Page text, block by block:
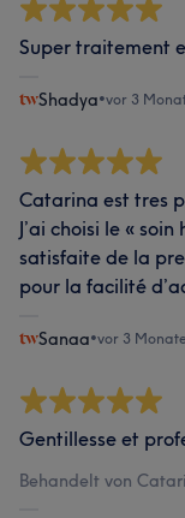
Super traitement
Shadya•vor 3
Catarina est tres
J’ai choisi le «
satisfaite de la
pour la facilité
Sanaa•vor 3
Gentillesse et
Behandelt von